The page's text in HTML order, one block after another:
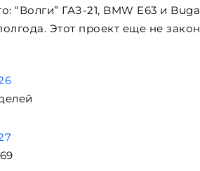
“Волги” ГАЗ-21, BMW E63 и
Этот проект еще не